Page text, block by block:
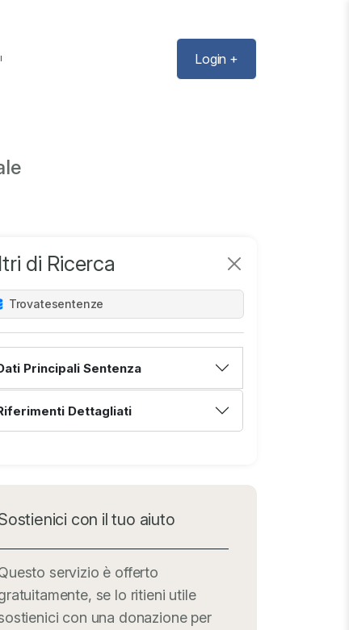
Login +
di Ricerca
Trovatesentenze
Principali Sentenza
Dettagliati
con il tuo aiuto
servizio è offerto
se lo ritieni utile
con una donazione per